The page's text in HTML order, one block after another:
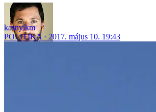
kasnyikm
POLITIKA
2017. május 10. 19:43